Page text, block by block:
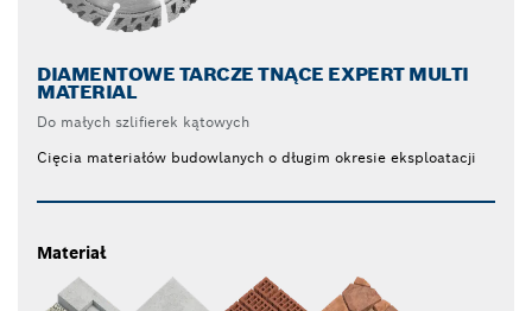
DIAMENTOWE TARCZE TNĄCE EXPERT MULTI
MATERIAL
Do małych szlifierek kątowych
Cięcia materiałów budowlanych o długim okresie eksploatacji
Materiał